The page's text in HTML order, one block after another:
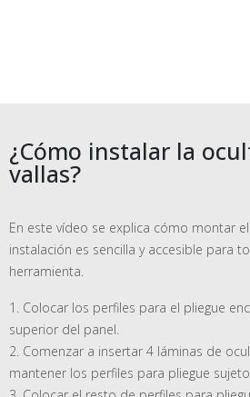
¿Cómo instalar la
vallas?
En este vídeo se explica cómo montar
instalación es sencilla y accesible para
herramienta.
1. Colocar los perfiles para el pliegue
superior del panel.
2. Comenzar a insertar 4 láminas de
mantener los perfiles para pliegue